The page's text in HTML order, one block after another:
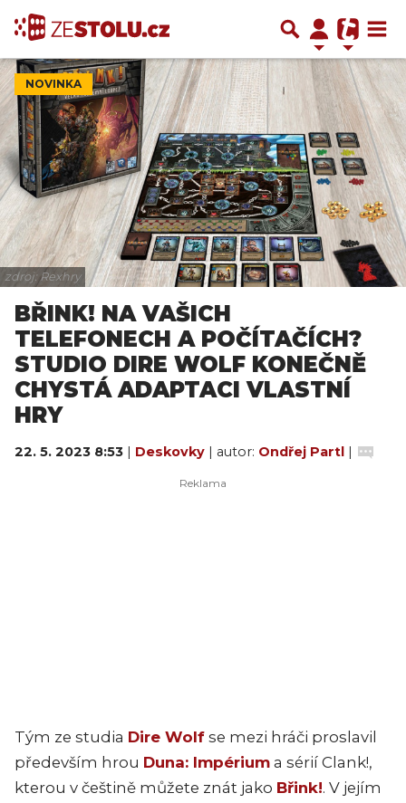
NOVINKA
zdroj: Rexhry
BŘINK! NA VAŠICH
TELEFONECH A POČÍTAČÍCH?
STUDIO DIRE WOLF KONEČNĚ
CHYSTÁ ADAPTACI VLASTNÍ
HRY
22. 5. 2023 8:53 | Deskovky | autor: Ondřej Partl |
Tým ze studia Dire Wolf se mezi hráči proslavil
především hrou Duna: Impérium a sérií Clank!,
kterou v češtině můžete znát jako Břink!. V jejím